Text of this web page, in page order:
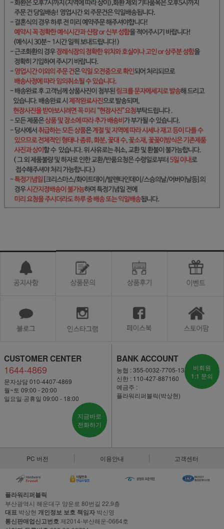
CUSTOMER CENTER
1644-4869
문자상담 010-4407-4869
월~토 09:00 - 20:00
일요일·공휴일 09:00 - 18:00
지금바로
전화하기
BANK ACCOUNT
농협 : 355-0032-7705-13
신한 : 110-427-887160
예금주 :
플라워리퍼블릭(박상현)
비회원
1:1 문의
PC 버전 이용안내 고객센터
플라워리퍼블릭
부산광역시 해운대구 양운로 80번길 22,9층
대표 박상현 개인정보 보호 책임자 박신영
통신판매업신고번호제2014-부산해운-0664호